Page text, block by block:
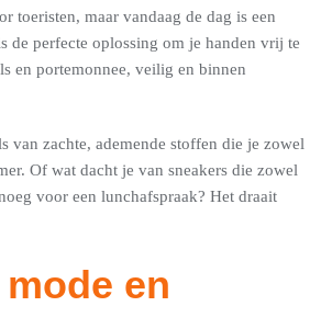
toeristen, maar vandaag de dag is een
de perfecte oplossing om je handen vrij te
en portemonnee, veilig en binnen
van zachte, ademende stoffen die je zowel
Of wat dacht je van sneakers die zowel
voor een lunchafspraak? Het draait
en